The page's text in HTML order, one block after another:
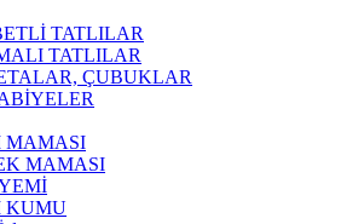
TATLILAR
TATLILAR
ÇUBUKLAR
MAMASI
MAMASI
KUMU